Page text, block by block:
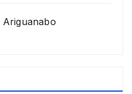
Ariguanabo